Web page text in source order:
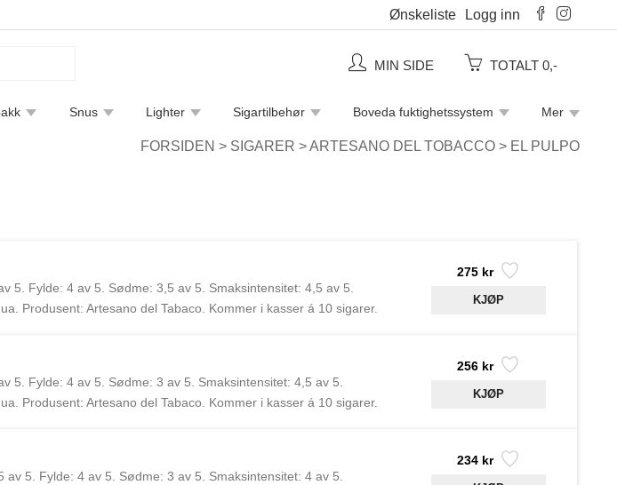
Ønskeliste Logg inn
MIN SIDE TOTALT 0,-
Snus Lighter Sigartilbehør Boveda fuktighetssystem
Sigarguide Piperensere Rulletobakk Sigaretter
Mer
FORSIDEN > SIGARER >ARTESANO DEL TOBACCO > EL PULPO
5. Fylde: 4 av 5. Sødme: 3,5 av 5. Smaksintensitet: 4,5 av 5.
Produsent: Artesano del Tabaco. Kommer i kasser á 10 sigarer.
275 kr
5. Fylde: 4 av 5. Sødme: 3 av 5. Smaksintensitet: 4,5 av 5.
Produsent: Artesano del Tabaco. Kommer i kasser á 10 sigarer.
256 kr
5. Fylde: 4 av 5. Sødme: 3 av 5. Smaksintensitet: 4 av 5.
234 kr